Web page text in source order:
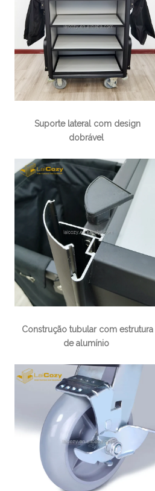
Suporte lateral com design
dobrável
Construção tubular com estrutura
de alumínio